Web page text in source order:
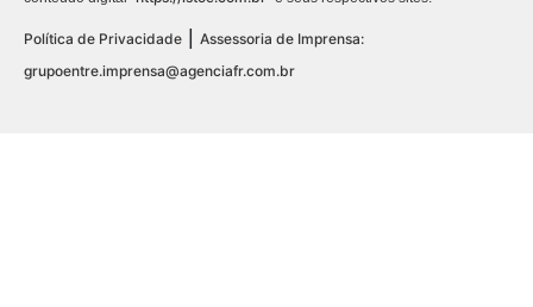
Política de Privacidade
Assessoria de Imprensa:
grupoentre.imprensa@agenciafr.com.br